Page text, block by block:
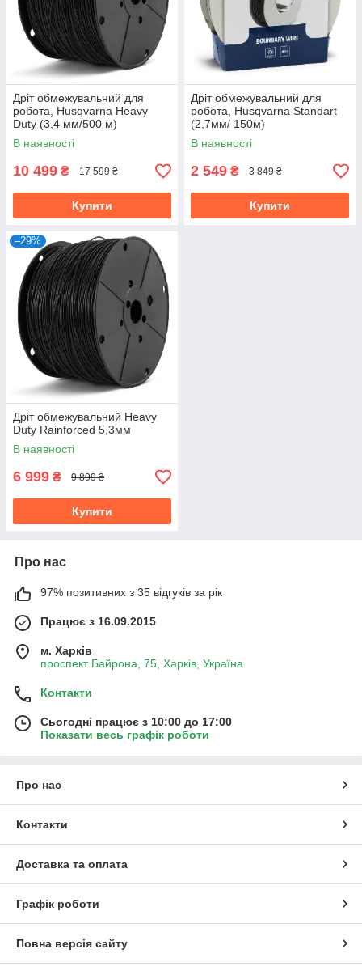
Дріт обмежувальний для
робота, Husqvarna Heavy
Duty (3,4 мм/500 м)
В наявності
10 499 ₴ 17 599 ₴
Купити
Дріт обмежувальний для
робота, Husqvarna Standart
(2,7мм/ 150м)
В наявності
2 549 ₴ 3 849 ₴
Купити
–29%
Дріт обмежувальний Heavy
Duty Rainforced 5,3мм
В наявності
6 999 ₴ 9 899 ₴
Купити
Про нас
97% позитивних з 35 відгуків за рік
Працює з 16.09.2015
м. Харків
проспект Байрона, 75, Харків, Україна
Контакти
Сьогодні працює з 10:00 до 17:00
Показати весь графік роботи
Про нас
Контакти
Доставка та оплата
Графік роботи
Повна версія сайту